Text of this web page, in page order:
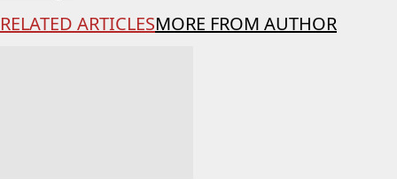
RELATED ARTICLESMORE FROM AUTHOR